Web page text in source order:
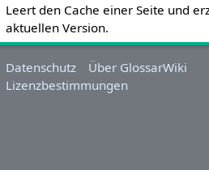
Leert den Cache einer Seite und
aktuellen Version.
Datenschutz
Über GlossarWiki
Lizenzbestimmungen